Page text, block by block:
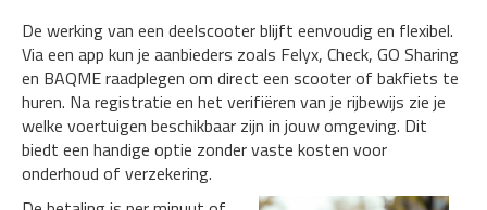
De werking van een deelscooter blijft eenvoudig en flexibel.
Via een app kun je aanbieders zoals Felyx, Check, GO Sharing
en BAQME raadplegen om direct een scooter of bakfiets te
huren. Na registratie en het verifiëren van je rijbewijs zie je
welke voertuigen beschikbaar zijn in jouw omgeving. Dit
biedt een handige optie zonder vaste kosten voor
onderhoud of verzekering.